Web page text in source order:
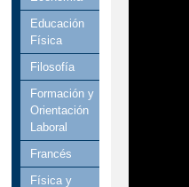
Educación
Física
Filosofía
Formación y
Orientación
Laboral
Francés
Física y